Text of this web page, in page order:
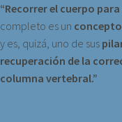
“Recorrer el cuerpo
completo es un concepto
y es, quizá, uno de sus
recuperación de la
columna vertebral.”